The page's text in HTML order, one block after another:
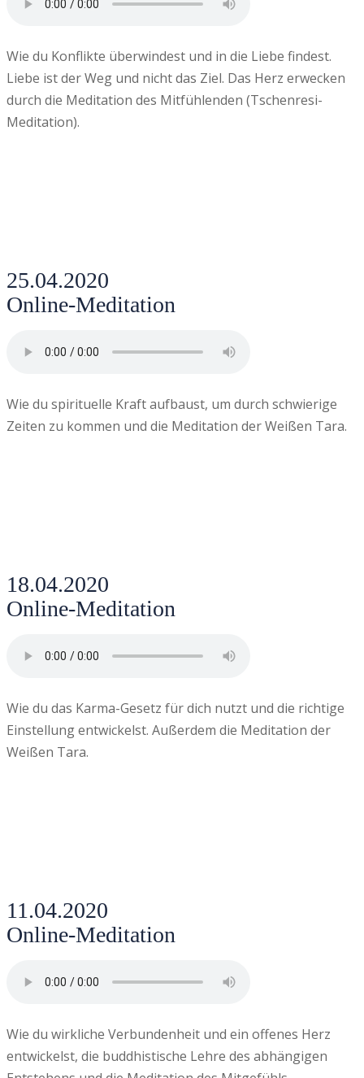
Wie du Konflikte überwindest und in die Liebe findest.
Liebe ist der Weg und nicht das Ziel. Das Herz erwecken
durch die Meditation des Mitfühlenden (Tschenresi-
Meditation).
25.04.2020
Online-Meditation
Wie du spirituelle Kraft aufbaust, um durch schwierige
Zeiten zu kommen und die Meditation der Weißen Tara.
18.04.2020
Online-Meditation
Wie du das Karma-Gesetz für dich nutzt und die richtige
Einstellung entwickelst. Außerdem die Meditation der
Weißen Tara.
11.04.2020
Online-Meditation
Wie du wirkliche Verbundenheit und ein offenes Herz
entwickelst, die buddhistische Lehre des abhängigen